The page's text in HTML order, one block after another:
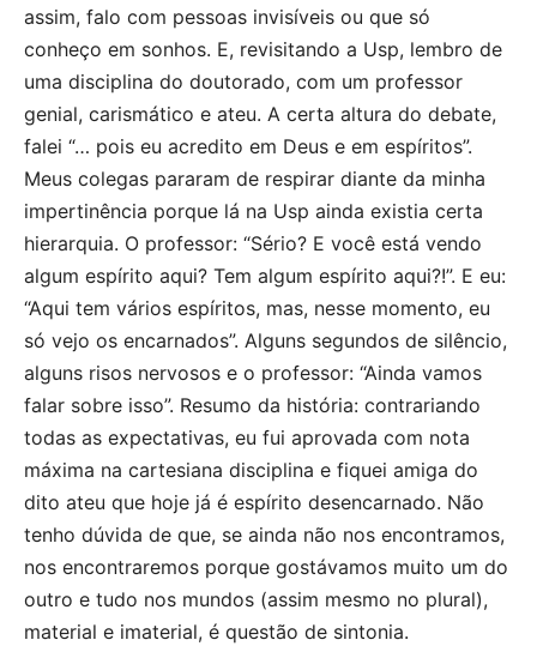
assim, falo com pessoas invisíveis ou que só
conheço em sonhos. E, revisitando a Usp, lembro de
uma disciplina do doutorado, com um professor
genial, carismático e ateu. A certa altura do debate,
falei “… pois eu acredito em Deus e em espíritos”.
Meus colegas pararam de respirar diante da minha
impertinência porque lá na Usp ainda existia certa
hierarquia. O professor: “Sério? E você está vendo
algum espírito aqui? Tem algum espírito aqui?!”. E eu:
“Aqui tem vários espíritos, mas, nesse momento, eu
só vejo os encarnados”. Alguns segundos de silêncio,
alguns risos nervosos e o professor: “Ainda vamos
falar sobre isso”. Resumo da história: contrariando
todas as expectativas, eu fui aprovada com nota
máxima na cartesiana disciplina e fiquei amiga do
dito ateu que hoje já é espírito desencarnado. Não
tenho dúvida de que, se ainda não nos encontramos,
nos encontraremos porque gostávamos muito um do
outro e tudo nos mundos (assim mesmo no plural),
material e imaterial, é questão de sintonia.